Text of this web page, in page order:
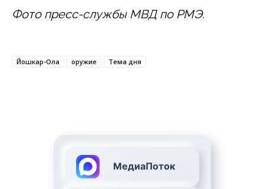
Фото пресс-службы МВД по РМЭ.
Йошкар-Ола оружие Тема дня
МедиаПоток